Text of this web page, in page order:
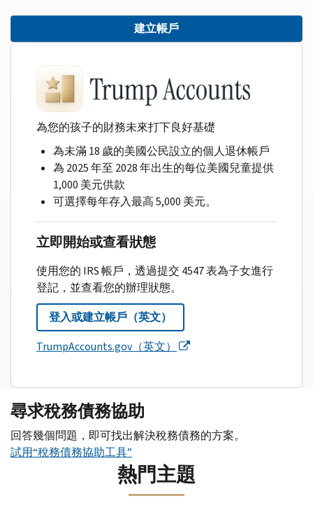
建立帳戶
為您的孩子的財務未來打下良好基礎
為未滿 18 歲的美國公民設立的個人退休帳戶
為 2025 年至 2028 年出生的每位美國兒童提供
1,000 美元供款
可選擇每年存入最高 5,000 美元。
立即開始或查看狀態
使用您的 IRS 帳戶，透過提交 4547 表為子女進行
登記，並查看您的辦理狀態。
登入或建立帳戶（英文）
TrumpAccounts.gov（英文）
尋求稅務債務協助
回答幾個問題，即可找出解決稅務債務的方案。
試用“稅務債務協助工具”
熱門主題